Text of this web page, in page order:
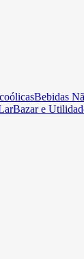
Bebidas
Bazar e